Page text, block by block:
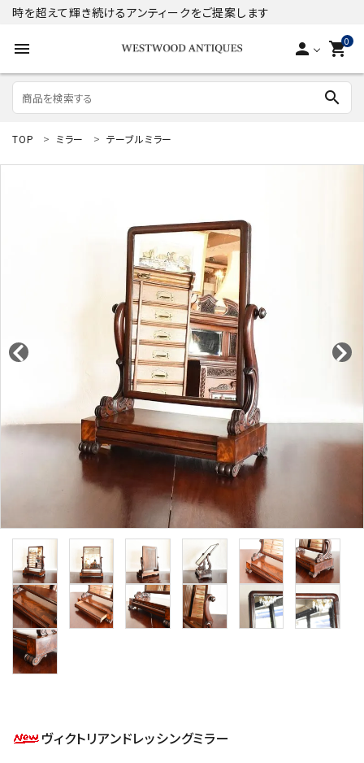
時を超えて輝き続けるアンティークをご提案します
menu person 0
shopping_cart
search
person 新規会員登録
コンテンツ
その他サービス
ご利用ガイド
プライバシーポリシー
特定商取引法について
お問い合わせ
TOP ミラー テーブルミラー
ヴィクトリアンドレッシングミラー